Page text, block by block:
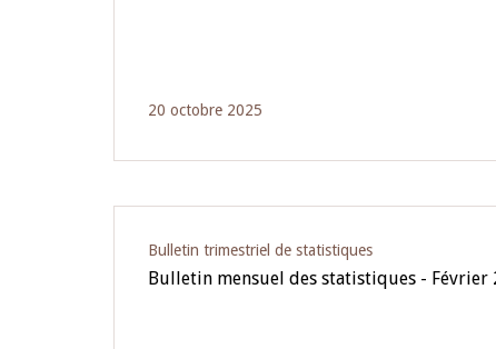
20 octobre 2025
Bulletin trimestriel de statistiques
Bulletin mensuel des statistiques - Février